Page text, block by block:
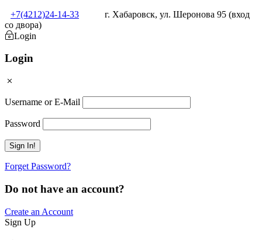
+7(4212)24-14-33
г. Хабаровск, ул. Шеронова 95 (вход
со двора)
Login
Login
Username or E-Mail
Password
Forget Password?
Do not have an account?
Create an Account
Sign Up